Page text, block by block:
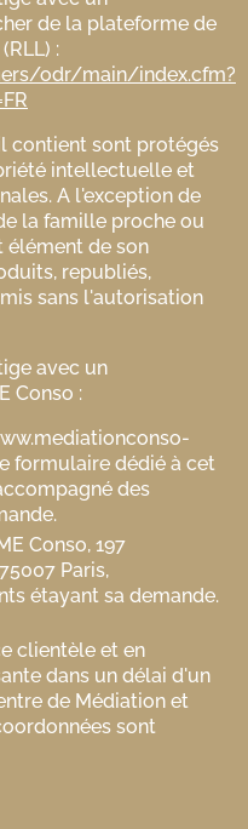
de la plateforme de
:
odr/main/index.cfm?
contient sont protégés
intellectuelle et
A l'exception de
la famille proche ou
élément de son
republiés,
sans l'autorisation
avec un
Conso :
formulaire dédié à cet
des
Conso, 197
Paris,
étayant sa demande.
clientèle et en
dans un délai d'un
de Médiation et
sont